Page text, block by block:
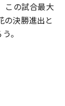
この試合最大
の決勝進出と
。